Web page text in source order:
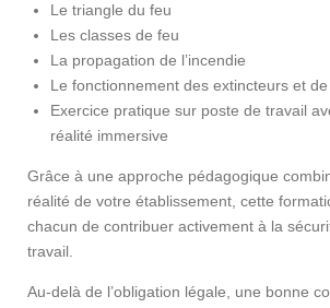
Le triangle du feu
Les classes de feu
La propagation de l’incendie
Le fonctionnement des extincteurs et
Exercice pratique sur poste de travail
réalité immersive
Grâce à une approche pédagogique
réalité de votre établissement, cette
chacun de contribuer activement à la
travail.
Au-delà de l’obligation légale, une bonne